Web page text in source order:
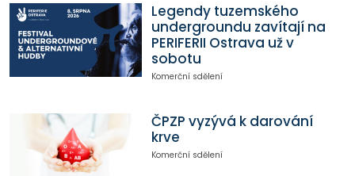
Legendy tuzemského
undergroundu zavítají na
PERIFERII Ostrava už v
sobotu
Komerční sdělení
ČPZP vyzývá k darování
krve
Komerční sdělení